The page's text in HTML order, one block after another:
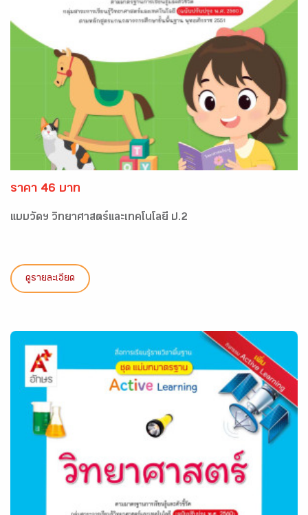
ราคา 46 บาท
แบบวัดฯ วิทยาศาสตร์และเทคโนโลยี ป.2
ดูรายละเอียด